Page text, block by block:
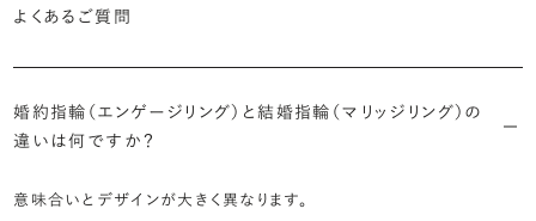
よくあるご質問
婚約指輪（エンゲージリング）と結婚指輪（マリッジリング）の
違いは何ですか？
意味合いとデザインが大きく異なります。